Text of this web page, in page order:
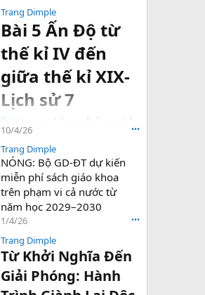
Trang Dimple
Bài 5 Ấn Độ từ
thế kỉ IV đến
giữa thế kỉ XIX-
Lịch sử 7
https://vnkienth
uc.com/threads
/bai-...-giua-the-
ki-xix-lich-su-
7.94040/#post-
202177
10/4/26 •••
Trang Dimple
NÓNG: Bộ GD-ĐT dự kiến
miễn phí sách giáo khoa
trên phạm vi cả nước từ
năm học 2029–2030
1/4/26 •••
Trang Dimple
Từ Khởi Nghĩa Đến
Giải Phóng: Hành